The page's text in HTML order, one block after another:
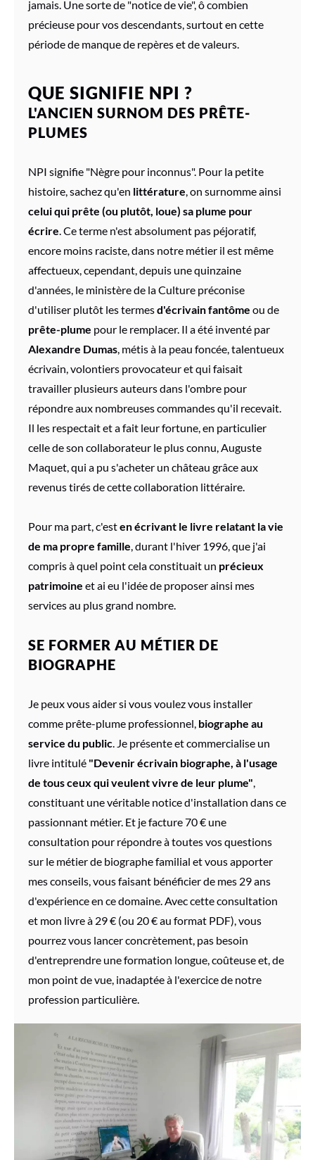
jamais. Une sorte de "notice de vie", ô combien
précieuse pour vos descendants, surtout en cette
période de manque de repères et de valeurs.
QUE SIGNIFIE NPI ?
L'ANCIEN SURNOM DES PRÊTE-
PLUMES
NPI signifie "Nègre pour inconnus". Pour la petite
histoire, sachez qu'en littérature, on surnomme ainsi
celuiqui prête (ou plutôt, loue) sa plume pour
écrire. Ce terme n'est absolument pas péjoratif,
encore moins raciste, dans notre métier il est même
affectueux, cependant, depuis une quinzaine
d'années, le ministère de la Culture préconise
d'utiliser plutôt les termesd'écrivain fantôme ou de
prête-plume pour le remplacer. Il a été inventé par
Alexandre Dumas, métis à la peau foncée, talentueux
écrivain, volontiers provocateur et qui faisait
travailler plusieurs auteurs dans l'ombre pour
répondre aux nombreuses commandes qu'il recevait.
Il les respectait et a fait leur fortune, en particulier
celle de son collaborateur le plus connu, Auguste
Maquet, qui a pu s'acheter un château grâce aux
revenus tirés de cette collaboration littéraire.
Pour ma part, c'estenécrivant le livre relatant la vie
de ma propre famille, durant l'hiver 1996, que j'ai
compris à quel point cela constituait un précieux
patrimoine et ai eu l'idée de proposer ainsi mes
services au plus grand nombre.
SE FORMER AU MÉTIER DE
BIOGRAPHE
Je peux vous aider si vous voulez vous installer
comme prête-plume professionnel, biographe au
service du public. Je présente et commercialise un
livre intitulé "Devenir écrivain biographe, à l'usage
de tous ceux qui veulent vivre de leur plume",
constituant une véritable notice d'installation dans ce
passionnant métier. Et je facture 70 € une
consultation pour répondre à toutes vos questions
sur le métier de biographe familial et vous apporter
mes conseils, vous faisant bénéficier de mes 29 ans
d'expérience en ce domaine. Avec cette consultation
et mon livre à 29 € (ou 20 € au format PDF), vous
pourrez vous lancer concrètement, pas besoin
d'entreprendre une formation longue, coûteuse et, de
mon point de vue, inadaptée à l'exercice de notre
profession particulière.